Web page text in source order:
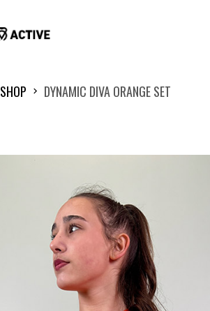
SHOP DYNAMIC DIVA ORANGE SET